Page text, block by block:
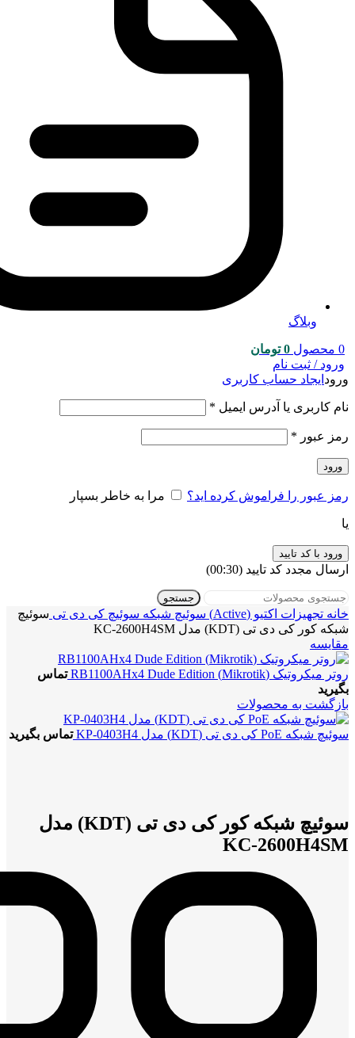
وبلاگ
0 محصول 0 تومان
ورود / ثبت نام
ورود ایجاد حساب کاربری
نام کاربری یا آدرس ایمیل *
رمز عبور *
ورود
رمز عبور را فراموش کرده اید؟ مرا به خاطر بسپار
یا
ورود با کد تایید
ارسال مجدد کد تایید (00:
30
)
جستجو
خانه تجهیزات اکتیو (Active) سوئیچ شبکه سوئیچ کی دی تی سوئیچ
شبکه کور کی دی تی (KDT) مدل KC-2600H4SM
مقایسه
روتر میکروتیک (Mikrotik) RB1100AHx4 Dude Edition
تماس
بگیرید
بازگشت به محصولات
سوئیچ شبکه PoE کی دی تی (KDT) مدل KP-0403H4 تماس بگیرید
سوئیچ شبکه کور کی دی تی (KDT) مدل
KC-2600H4SM